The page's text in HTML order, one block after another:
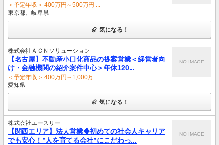
＜予定年収＞ 400万円～500万円 ...
東京都、岐阜県
気になる！
株式会社ＡＣＮソリューション
【名古屋】不動産小口化商品の提案営業＜経営者向
け・金融機関の紹介案件中心＞年休120...
＜予定年収＞ 400万円～1,000万...
愛知県
NO IMAGE
気になる！
株式会社エースリー
【関西エリア】法人営業◆初めての社会人キャリア
でも安心！”人を育てる会社”にこだわっ...
NO IMAGE